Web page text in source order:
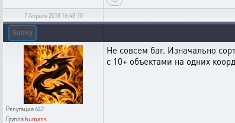
7 Апреля 2018 16:48:10
Sunny
Репутация642
Группаhumans
Не совсем баг. Изначально
с 10+ объектами на одних